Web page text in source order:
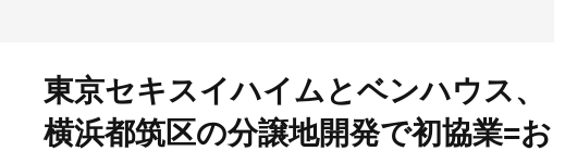
東京セキスイハイムとベンハウス、
横浜都筑区の分譲地開発で初協業=お